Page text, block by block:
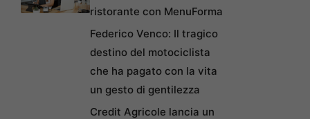
ristorante con MenuForma
Federico Venco: Il tragico
destino del motociclista
che ha pagato con la vita
un gesto di gentilezza
Credit Agricole lancia un